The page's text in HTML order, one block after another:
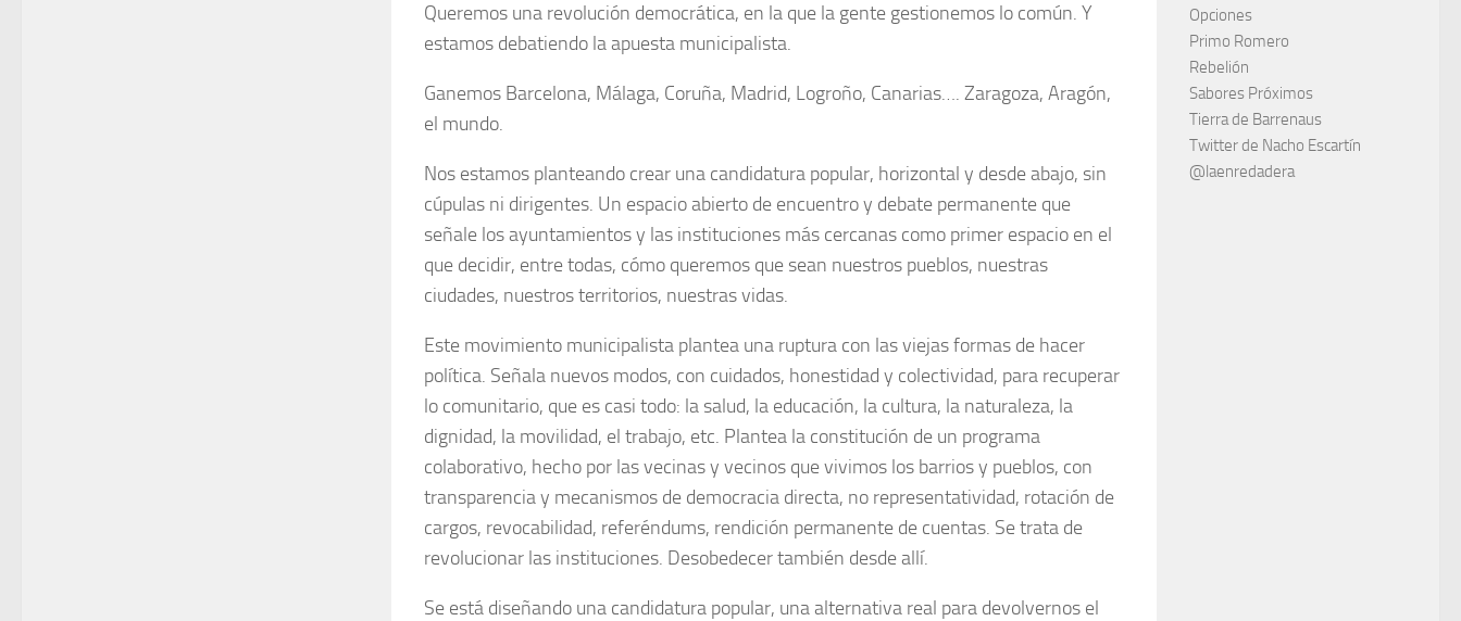
Queremos una revolución democrática, en la que la gente gestionemos lo común. Y
estamos debatiendo la apuesta municipalista.
Ganemos Barcelona, Málaga, Coruña, Madrid, Logroño, Canarias…. Zaragoza, Aragón,
el mundo.
Nos estamos planteando crear una candidatura popular, horizontal y desde abajo, sin
cúpulas ni dirigentes. Un espacio abierto de encuentro y debate permanente que
señale los ayuntamientos y las instituciones más cercanas como primer espacio en el
que decidir, entre todas, cómo queremos que sean nuestros pueblos, nuestras
ciudades, nuestros territorios, nuestras vidas.
Este movimiento municipalista plantea una ruptura con las viejas formas de hacer
política. Señala nuevos modos, con cuidados, honestidad y colectividad, para recuperar
lo comunitario, que es casi todo: la salud, la educación, la cultura, la naturaleza, la
dignidad, la movilidad, el trabajo, etc. Plantea la constitución de un programa
colaborativo, hecho por las vecinas y vecinos que vivimos los barrios y pueblos, con
transparencia y mecanismos de democracia directa, no representatividad, rotación de
cargos, revocabilidad, referéndums, rendición permanente de cuentas. Se trata de
revolucionar las instituciones. Desobedecer también desde allí.
Se está diseñando una candidatura popular, una alternativa real para devolvernos el
Opciones
Primo Romero
Rebelión
Sabores Próximos
Tierra de Barrenaus
Twitter de Nacho Escartín
@laenredadera